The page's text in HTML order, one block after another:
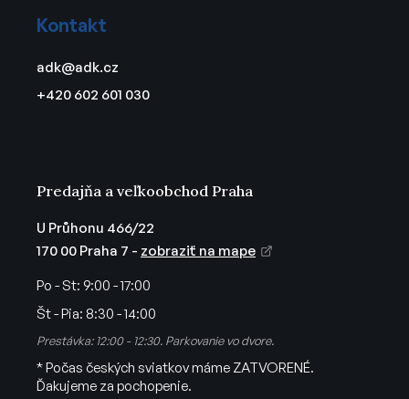
Kontakt
adk@adk.cz
+420 602 601 030
Predajňa a veľkoobchod Praha
U Průhonu 466/22
170 00 Praha 7 - zobraziť na mape
Po - St: 9:00 - 17:00
Št - Pia: 8:30 - 14:00
Prestávka: 12:00 - 12:30. Parkovanie vo dvore.
* Počas českých sviatkov máme ZATVORENÉ.
Ďakujeme za pochopenie.